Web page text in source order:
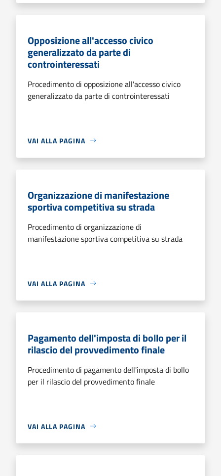
Opposizione all'accesso civico
generalizzato da parte di
controinteressati
Procedimento di opposizione all'accesso civico
generalizzato da parte di controinteressati
VAI ALLA PAGINA
Organizzazione di manifestazione
sportiva competitiva su strada
Procedimento di organizzazione di
manifestazione sportiva competitiva su strada
VAI ALLA PAGINA
Pagamento dell'imposta di bollo per il
rilascio del provvedimento finale
Procedimento di pagamento dell'imposta di bollo
per il rilascio del provvedimento finale
VAI ALLA PAGINA